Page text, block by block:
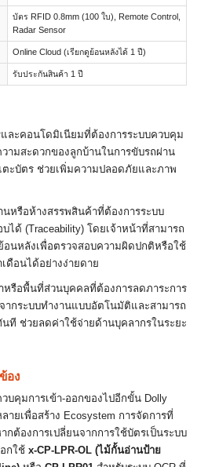
บัตร RFID 0.8mm (100 ใบ), Remote Control,
Radar Sensor
Online Cloud (เรียกดูย้อนหลังได้ 1 ปี)
รับประกันสินค้า 1 ปี
ละคอนโดมิเนียมที่ต้องการระบบควบคุม
ามสะดวกของลูกบ้านในการขับรถผ่าน
ะบัตร ช่วยเพิ่มความปลอดภัยและภาพ
นหรือห้างสรรพสินค้าที่ต้องการระบบ
ได้ (Traceability) โดยเจ้าหน้าที่สามารถ
อนหลังเพื่อตรวจสอบความผิดปกติหรือใช้
ดือนได้อย่างง่ายดาย
หรือพื้นที่ส่วนบุคคลที่ต้องการลดภาระการ
ากระบบทำงานแบบอัตโนมัติและสามารถ
ที ช่วยลดค่าใช้จ่ายด้านบุคลากรในระยะ
อง
บคุมการเข้า-ออกของไปอีกขั้น Dolly
ยเพื่อสร้าง Ecosystem การจัดการที่
ต้องการเปลี่ยนจากการใช้บัตรเป็นระบบ
กใช้ x-CP-LPR-OL (ไม้กั้นอ่านป้าย